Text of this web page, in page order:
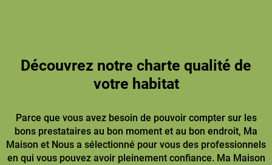
Découvrez notre charte qualité de
votre habitat
Parce que vous avez besoin de pouvoir compter sur les
bons prestataires au bon moment et au bon endroit, Ma
Maison et Nous a sélectionné pour vous des professionnels
en qui vous pouvez avoir pleinement confiance. Ma Maison